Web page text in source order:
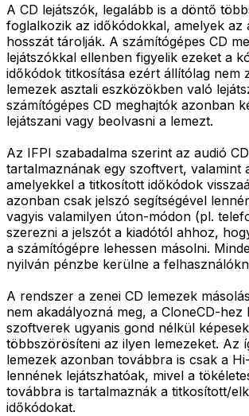
A CD lejátszók, legalább is a döntő
foglalkozik az időkódokkal, amelyek az
hosszát tárolják. A számítógépes CD
lejátszókkal ellenben figyelik ezeket a
időkódok titkosítása ezért állítólag nem
lemezek asztali eszközökben való
számítógépes CD meghajtók azonban
lejátszani vagy beolvasni a lemezt.
Az IFPI szabadalma szerint az audió
tartalmaznának egy szoftvert, valamint
amelyekkel a titkosított időkódok
azonban csak jelszó segítségével
vagyis valamilyen úton-módon (pl.
szerezni a jelszót a kiadótól ahhoz,
a számítógépre lehessen másolni.
nyilván pénzbe kerülne a
A rendszer a zenei CD lemezek
nem akadályozná meg, a CloneCD-hez
szoftverek ugyanis gond nélkül
többszörösíteni az ilyen lemezeket. Az
lemezek azonban továbbra is csak a
lennének lejátszhatóak, mivel a
továbbra is tartalmaznák a titkosított/
időkódokat.